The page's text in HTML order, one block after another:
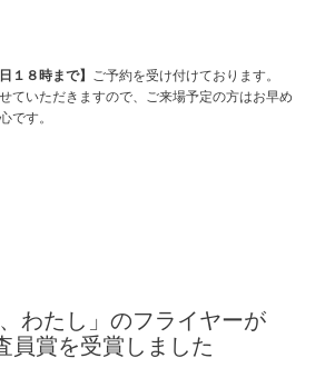
日１８時まで】
ご予約を受け付けております。
ていただきますので、ご来場予定の方はお早め
です。
わたし」のフライヤーが
員賞を受賞しました